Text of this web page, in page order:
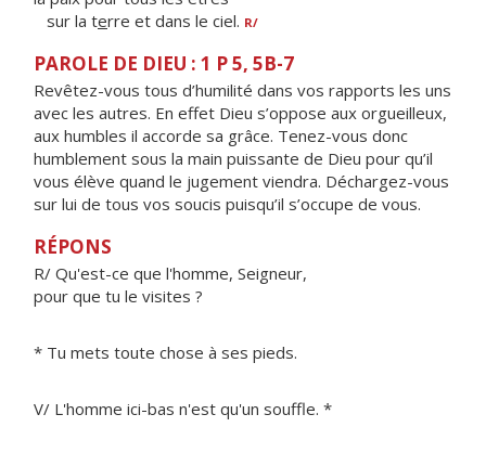
sur la terre et dans le ciel. R/
PAROLE DE DIEU : 1 P 5, 5B-7
Revêtez-vous tous d’humilité dans vos rapports les uns
avec les autres. En effet Dieu s’oppose aux orgueilleux,
aux humbles il accorde sa grâce. Tenez-vous donc
humblement sous la main puissante de Dieu pour qu’il
vous élève quand le jugement viendra. Déchargez-vous
sur lui de tous vos soucis puisqu’il s’occupe de vous.
RÉPONS
R/ Qu'est-ce que l'homme, Seigneur,
pour que tu le visites ?
* Tu mets toute chose à ses pieds.
V/ L'homme ici-bas n'est qu'un souffle. *